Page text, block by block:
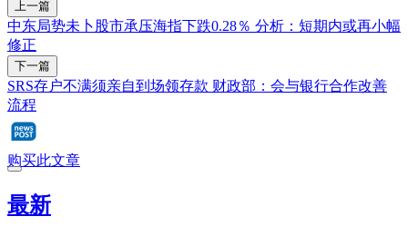
上一篇
中东局势未卜股市承压海指下跌0.28％ 分析：短期内或再小幅
修正
下一篇
SRS存户不满须亲自到场领存款 财政部：会与银行合作改善
流程
购买此文章
最新